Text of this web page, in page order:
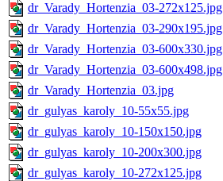
dr_Varady_Hortenzia_03-272x125.jpg
dr_Varady_Hortenzia_03-290x195.jpg
dr_Varady_Hortenzia_03-600x330.jpg
dr_Varady_Hortenzia_03-600x498.jpg
dr_Varady_Hortenzia_03.jpg
dr_gulyas_karoly_10-55x55.jpg
dr_gulyas_karoly_10-150x150.jpg
dr_gulyas_karoly_10-200x300.jpg
dr_gulyas_karoly_10-272x125.jpg